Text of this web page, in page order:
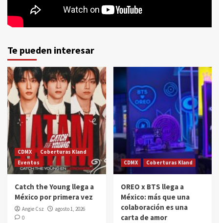
Te pueden interesar
CDMX
Coberturas Kland
Eventos
Catch the Young llega a
México por primera vez
Angie Csz
agosto 1, 2026
0
CDMX Coberturas Kland
OREO x BTS llega a
México: más que una
colaboración es una
carta de amor